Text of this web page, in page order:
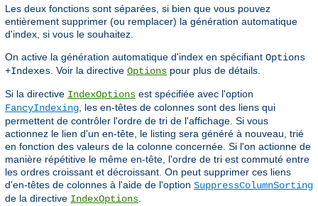
Les deux fonctions sont séparées, si bien que vous pouvez
entièrement supprimer (ou remplacer) la génération automatique
d'index, si vous le souhaitez.
On active la génération automatique d'index en spécifiant Options
+Indexes . Voir la directive Options pour plus de détails.
Si la directive IndexOptions est spécifiée avec l'option
FancyIndexing , les en-têtes de colonnes sont des liens qui
permettent de contrôler l'ordre de tri de l'affichage. Si vous
actionnez le lien d'un en-tête, le listing sera généré à nouveau, trié
en fonction des valeurs de la colonne concernée. Si l'on actionne de
manière répétitive le même en-tête, l'ordre de tri est commuté entre
les ordres croissant et décroissant. On peut supprimer ces liens
d'en-têtes de colonnes à l'aide de l'option SuppressColumnSorting
de la directive IndexOptions